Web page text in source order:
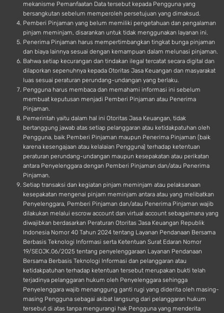
mekanisme Pemanfaatan Data tersebut kepada Pengguna yang
bersangkutan sebelum memperoleh persetujuan yang dimaksud.
Pemberi Pinjaman yang belum memiliki pengetahuan dan pengalaman
pinjam meminjam, disarankan untuk tidak menggunakan layanan ini.
Penerima Pinjaman harus mempertimbangkan tingkat bunga pinjaman
dan biaya lainnya sesuai dengan kemampuan dalam melunasi pinjaman.
Bahwa setiap kecurangan dan tindakan ilegal tercatat secara digital dan
dilaporkan sepenuhnya kepada Otoritas Jasa Keuangan dan masyarakat
luas sesuai peraturan perundang-undangan yang berlaku.
Pengguna harus membaca dan memahami informasi ini sebelum
membuat keputusan menjadi Pemberi Pinjaman atau Penerima
Pinjaman.
Pemerintah yaitu dalam hal ini Otoritas Jasa Keuangan, tidak
bertanggung jawab atas setiap pelanggaran atau ketidakpatuhan oleh
Pengguna, baik Pemberi Pinjaman maupun Penerima Pinjaman (baik
karena kesengajaan atau kelalaian Pengguna) terhadap ketentuan
peraturan perundang-undangan maupun kesepakatan atau perikatan
antara Penyelenggara dengan Pemberi Pinjaman dan/atau Penerima
Pinjaman.
Setiap transaksi dan kegiatan pinjam meminjam atau pelaksanaan
kesepakatan mengenai pinjam meminjam antara atau yang melibatkan
Penyelenggara, Pemberi Pinjaman dan/atau Penerima Pinjaman wajib
dilakukan melalui escrow account dan virtual account sebagaimana yang
diwajibkan berdasarkan Peraturan Otoritas Jasa Keuangan Republik
Indonesia Nomor 40 Tahun 2024 tentang Layanan Pendanaan Bersama
Berbasis Teknologi Informasi serta Ketentuan Surat Edaran Nomor
19/SEOJK.06/2025 tentang penyelenggaraan Layanan Pendanaan
Bersama Berbasis Teknologi Informasi dan pelanggaran atau
ketidakpatuhan terhadap ketentuan tersebut merupakan bukti telah
terjadinya pelanggaran hukum oleh Penyelenggara sehingga
Penyelenggara wajib menanggung ganti rugi yang diderita oleh masing-
masing Pengguna sebagai akibat langsung dari pelanggaran hukum
tersebut di atas tanpa mengurangi hak Pengguna yang menderita